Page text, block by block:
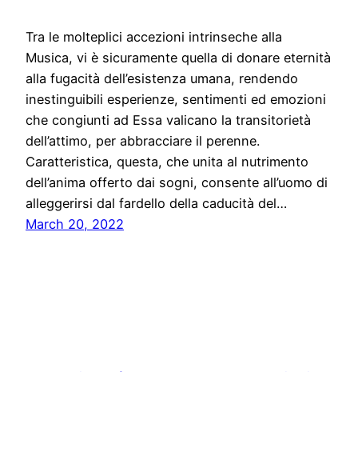
Tra le molteplici accezioni intrinseche alla
Musica, vi è sicuramente quella di donare eternità
alla fugacità dell’esistenza umana, rendendo
inestinguibili esperienze, sentimenti ed emozioni
che congiunti ad Essa valicano la transitorietà
dell’attimo, per abbracciare il perenne.
Caratteristica, questa, che unita al nutrimento
dell’anima offerto dai sogni, consente all’uomo di
alleggerirsi dal fardello della caducità del…
March 20, 2022
Stampa libera, free news e press communication